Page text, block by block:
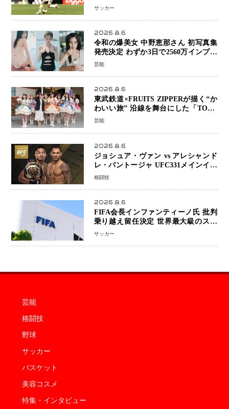
前 メディカルチェックも通過
サッカー
2026.8.6
令和の爆美女 中野恵那さん 初写真集
発売決定 わずか3日で2560万インプレ
ッションを記録した話題の美貌を凝縮
芸能
2026.8.6
東武鉄道×FRUITS ZIPPERが描く“か
わいい旅” 沿線を舞台にした「TOBU
KAWAII PROJECT」が開幕
芸能
2026.8.6
ジョシュア・ヴァン vs アレシャンド
レ・パントージャ UFC331メインイベ
ントで再戦決定 「完全決着」に世界
王座挑戦は再び遠のく
格闘技
2026.8.6
FIFA会長インファンティーノ氏 批判
乗り越え留任決定 世界最大級のスポ
ーツ組織を支える「権威」は揺るがず
サッカー
芸能
格闘技
野球
サッカー
バスケット
美容コスメ
特集・インタビュー